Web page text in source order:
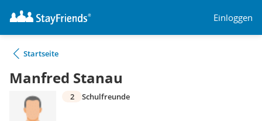
Einloggen
Startseite
Manfred Stanau
2 Schulfreunde